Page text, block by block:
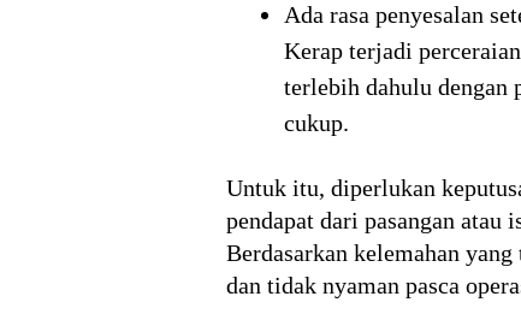
Ada rasa penyesalan
Kerap terjadi
terlebih dahulu dengan
cukup.
Untuk itu, diperlukan
pendapat dari pasangan
Berdasarkan kelemahan
dan tidak nyaman pasca